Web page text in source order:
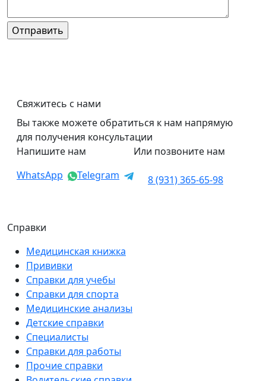
Свяжитесь с нами
Вы также можете обратиться к нам напрямую
для получения консультации
Напишите нам
WhatsApp
Telegram
Или позвоните нам
8 (931) 365-65-98
Справки
Медицинская книжка
Прививки
Справки для учебы
Справки для спорта
Медицинские анализы
Детские справки
Специалисты
Справки для работы
Прочие справки